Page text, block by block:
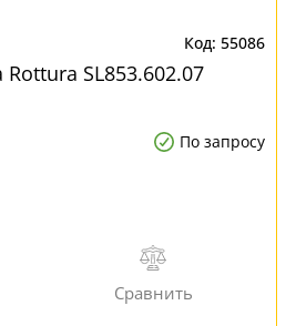
55086
SL853.602.07
По запросу